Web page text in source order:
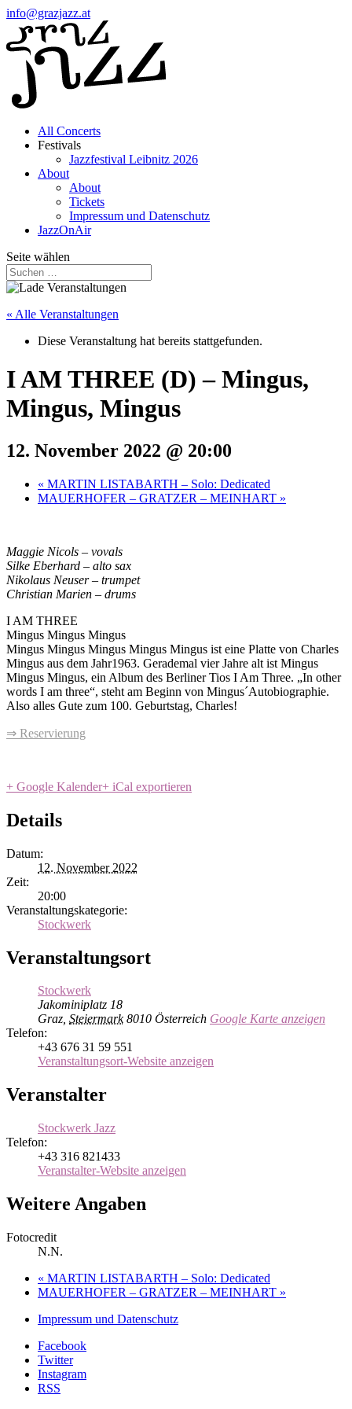
info@grazjazz.at
All Concerts
Festivals
Jazzfestival Leibnitz 2026
About
About
Tickets
Impressum und Datenschutz
JazzOnAir
Seite wählen
« Alle Veranstaltungen
Diese Veranstaltung hat bereits stattgefunden.
I AM THREE (D) – Mingus,
Mingus, Mingus
12. November 2022 @ 20:00
« MARTIN LISTABARTH – Solo: Dedicated
MAUERHOFER – GRATZER – MEINHART »
Maggie Nicols – vovals
Silke Eberhard – alto sax
Nikolaus Neuser – trumpet
Christian Marien – drums
I AM THREE
Mingus Mingus Mingus
Mingus Mingus Mingus Mingus Mingus ist eine Platte von Charles
Mingus aus dem Jahr1963. Gerademal vier Jahre alt ist Mingus
Mingus Mingus, ein Album des Berliner Tios I Am Three. „In other
words I am three“, steht am Beginn von Mingus´Autobiographie.
Also alles Gute zum 100. Geburtstag, Charles!
⇒ Reservierung
+ Google Kalender+ iCal exportieren
Details
Datum:
12. November 2022
Zeit:
20:00
Veranstaltungskategorie:
Stockwerk
Veranstaltungsort
Stockwerk
Jakominiplatz 18
Graz, Steiermark 8010 Österreich Google Karte anzeigen
Telefon:
+43 676 31 59 551
Veranstaltungsort-Website anzeigen
Veranstalter
Stockwerk Jazz
Telefon:
+43 316 821433
Veranstalter-Website anzeigen
Weitere Angaben
Fotocredit
N.N.
« MARTIN LISTABARTH – Solo: Dedicated
MAUERHOFER – GRATZER – MEINHART »
Impressum und Datenschutz
Facebook
Twitter
Instagram
RSS